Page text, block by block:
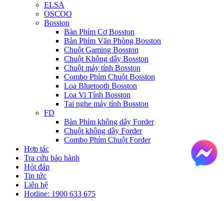
ELSA
OSCOO
Bosston
Bàn Phím Cơ Bosston
Bàn Phím Văn Phòng Bosston
Chuột Gaming Bosston
Chuột Không dây Bosston
Chuột máy tính Bosston
Combo Phím Chuột Bosston
Loa Bluetooth Bosston
Loa Vi Tính Bosston
Tai nghe máy tính Bosston
FD
Bàn Phím không dây Forder
Chuột không dây Forder
Combo Phím Chuột Forder
Hợp tác
Tra cứu bảo hành
Hỏi đáp
Tin tức
Liên hệ
Hotline: 1900 633 675